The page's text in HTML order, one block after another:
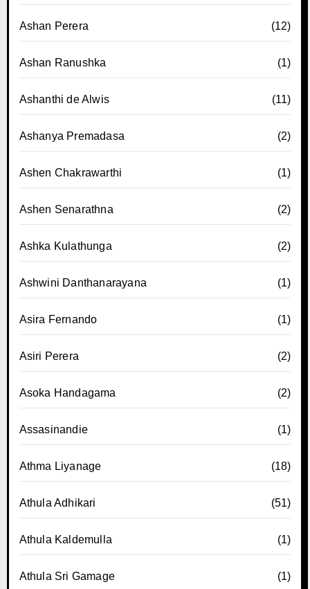
Ashan Perera (12)
Ashan Ranushka (1)
Ashanthi de Alwis (11)
Ashanya Premadasa (2)
Ashen Chakrawarthi (1)
Ashen Senarathna (2)
Ashka Kulathunga (2)
Ashwini Danthanarayana (1)
Asira Fernando (1)
Asiri Perera (2)
Asoka Handagama (2)
Assasinandie (1)
Athma Liyanage (18)
Athula Adhikari (51)
Athula Kaldemulla (1)
Athula Sri Gamage (1)